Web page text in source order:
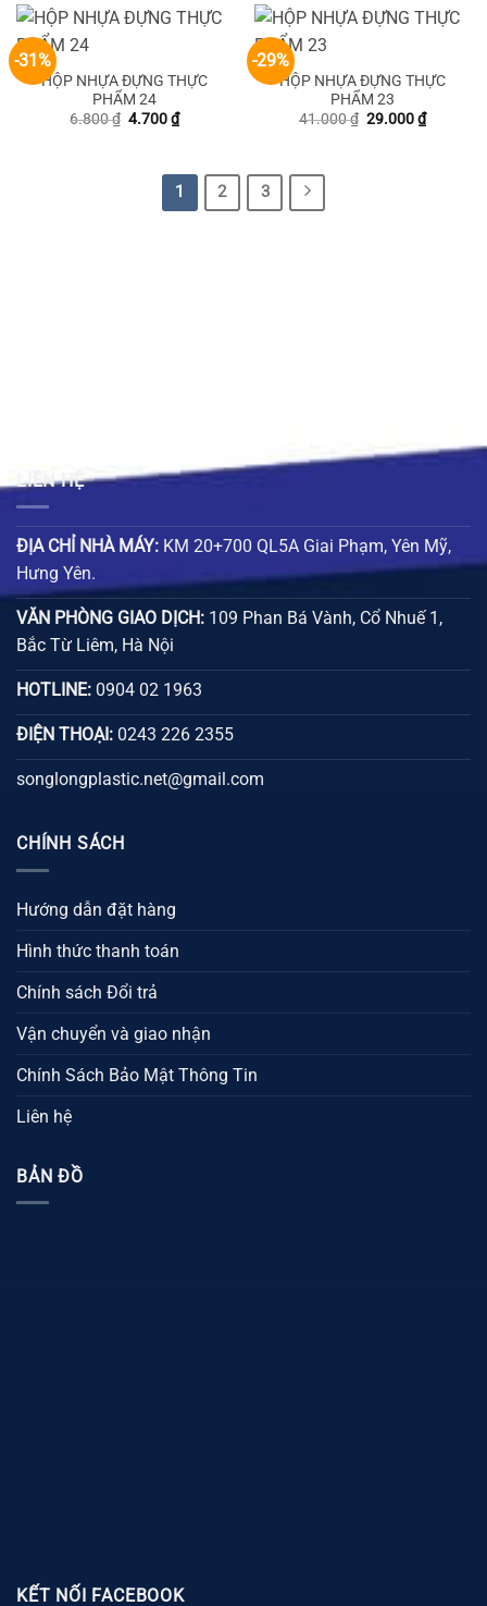
-31%
HỘP NHỰA ĐỰNG THỰC
PHẨM 24
6.800₫ Giá
4.700₫Giá
hiện
4.700 ₫.
-29%
HỘP NHỰA ĐỰNG THỰC
PHẨM 23
41.000₫ Giá
29.000₫Giá
hiện
1 2 3
LIÊN HỆ
ĐỊA CHỈ NHÀ MÁY: KM 20+700 QL5A Giai Phạm, Yên Mỹ,
Hưng Yên.
VĂN PHÒNG GIAO DỊCH: 109 Phan Bá Vành, Cổ Nhuế 1,
Bắc Từ Liêm, Hà Nội
HOTLINE: 0904 02 1963
ĐIỆN THOẠI: 0243 226 2355
songlongplastic.net@gmail.com
CHÍNH SÁCH
Hướng dẫn đặt hàng
Hình thức thanh toán
Chính sách Đổi trả
Vận chuyển và giao nhận
Chính Sách Bảo Mật Thông Tin
Liên hệ
BẢN ĐỒ
KẾT NỐI FACEBOOK